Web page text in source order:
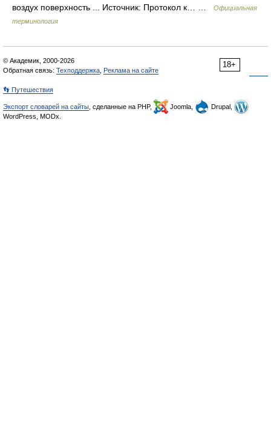
воздух поверхность ... Источник: Протокол к… …
Официальная
терминология
18+
© Академик, 2000-2026
Обратная связь: Техподдержка Реклама на сайте
👣 Путешествия
Экспорт словарей на сайты , сделанные на PHP, Joomla,
Drupal,
WordPress, MODx.